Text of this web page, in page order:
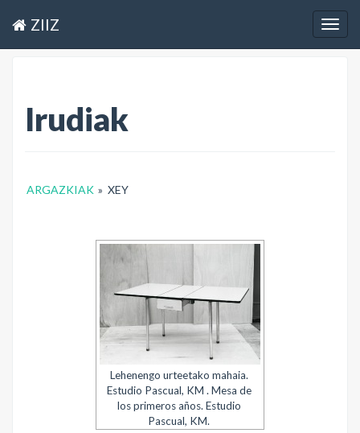
ZIIZ
Irudiak
ARGAZKIAK » XEY
Lehenengo urteetako mahaia.
Estudio Pascual, KM . Mesa de
los primeros años. Estudio
Pascual, KM.